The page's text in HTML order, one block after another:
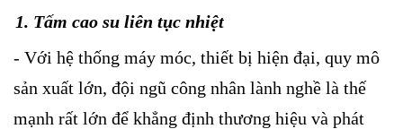
1. Tấm cao su liên tục nhiệt
- Với hệ thống máy móc, thiết bị hiện đại, quy mô
sản xuất lớn, đội ngũ công nhân lành nghề là thế
mạnh rất lớn để khẳng định thương hiệu và phát